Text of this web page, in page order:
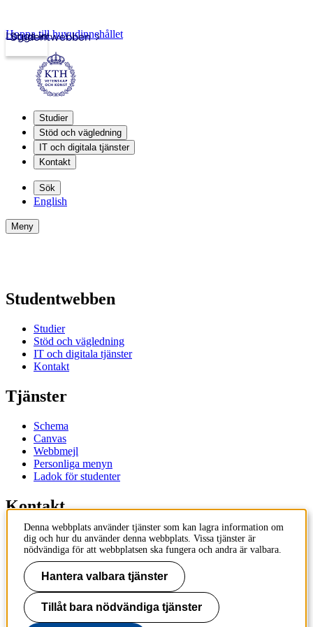
Studentwebben
Logga in
Hoppa till huvudinnehållet
Studier
Stöd och vägledning
IT och digitala tjänster
Kontakt
Sök
English
Meny
Studentwebben
Studier
Stöd och vägledning
IT och digitala tjänster
Kontakt
Tjänster
Schema
Canvas
Webbmejl
Personliga menyn
Ladok för studenter
Kontakt
Kontakta utbildningsprogram
Kontakta kurs
IT-support
KTH Entré
KTH
100 44 Stockholm
Denna webbplats använder tjänster som kan lagra information om
dig och hur du använder denna webbplats. Vissa tjänster är
nödvändiga för att webbplatsen ska fungera och andra är valbara.
Hantera valbara tjänster
Tillåt bara nödvändiga tjänster